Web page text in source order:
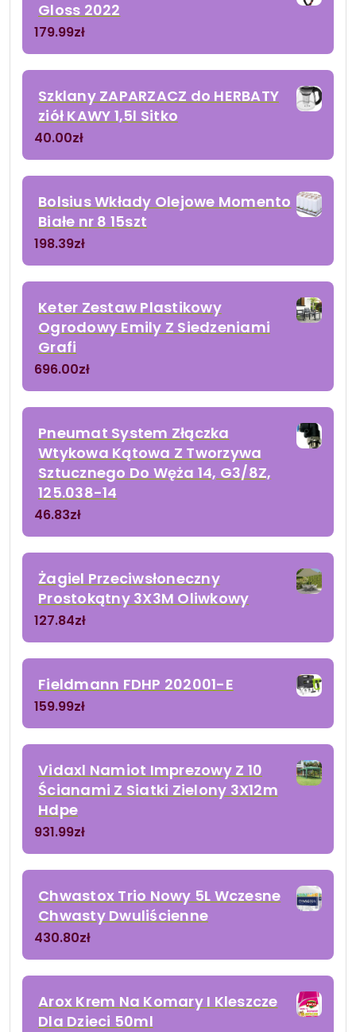
Gloss 2022
179.99zł
Szklany ZAPARZACZ do HERBATY
ziół KAWY 1,5l Sitko
40.00zł
Bolsius Wkłady Olejowe Momento
Białe nr 8 15szt
198.39zł
Keter Zestaw Plastikowy
Ogrodowy Emily Z Siedzeniami
Grafi
696.00zł
Pneumat System Złączka
Wtykowa Kątowa Z Tworzywa
Sztucznego Do Węża 14, G3/8Z,
125.038-14
46.83zł
Żagiel Przeciwsłoneczny
Prostokątny 3X3M Oliwkowy
127.84zł
Fieldmann FDHP 202001-E
159.99zł
Vidaxl Namiot Imprezowy Z 10
Ścianami Z Siatki Zielony 3X12m
Hdpe
931.99zł
Chwastox Trio Nowy 5L Wczesne
Chwasty Dwuliścienne
430.80zł
Arox Krem Na Komary I Kleszcze
Dla Dzieci 50ml